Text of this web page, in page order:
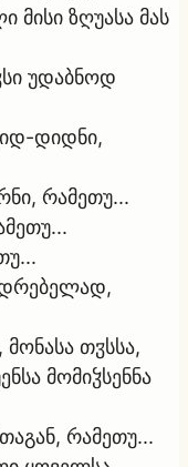
ზღუასა მას
უდაბნოდ
დიდნი,
რამეთუ...
თჳსსა,
მომიჴსენნა
რამეთუ...